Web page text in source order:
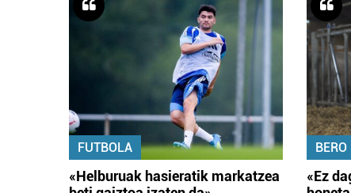
FUTBOLA
«Helburuak hasieratik markatzea
«Ez